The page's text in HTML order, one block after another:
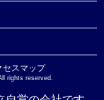
セスマップ
rights reserved.